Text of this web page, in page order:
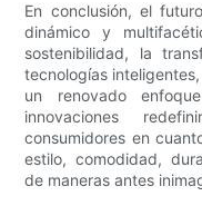
En conclusión, el
dinámico y
sostenibilidad, la
tecnologías
un renovado
innovaciones
consumidores en
estilo, comodidad,
de maneras antes